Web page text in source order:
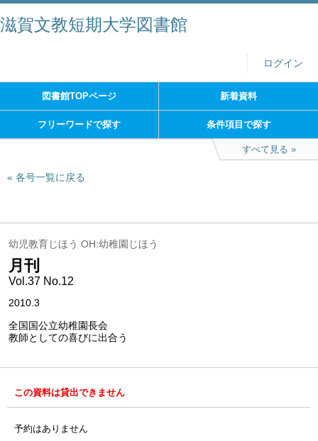
滋賀文教短期大学図書館
ログイン
図書館TOPページ 新着資料
フリーワードで探す 条件項目で探す
すべて見る
各号一覧に戻る
幼児教育じほう OH:幼稚園じほう
月刊
Vol.37 No.12
2010.3
全国国公立幼稚園長会
教師としての喜びに出合う
この資料は貸出できません
予約はありません